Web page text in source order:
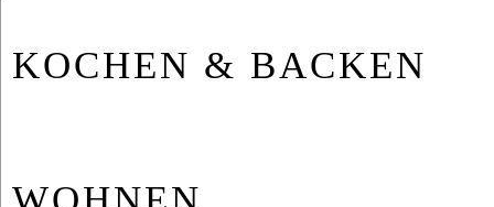
KO­CHEN & BA­CKEN